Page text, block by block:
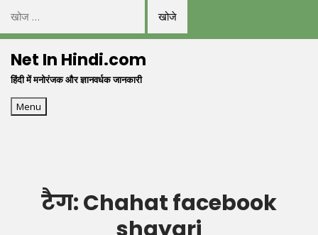
निम्न
को
खोजें:Net In Hindi.com
हिंदी में मनोरंजक और ज्ञानवर्धक जानकारी
Menu
टैग:Chahat facebook
shayari